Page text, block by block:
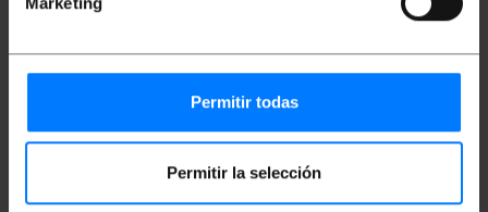
Permitir todas
Permitir la selección
O tecido interno dobra-se facilmente, para que
Tamanho do bebedouro dobrado: 27 x 13 x 3
do bebedouro estendido: 20 x 12 x 20 cm